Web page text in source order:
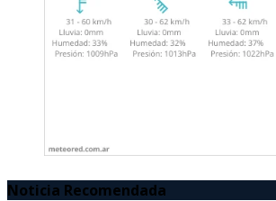
Noticia Recomendada